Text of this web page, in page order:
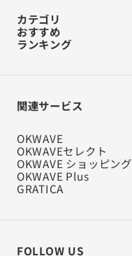
カテゴリ
おすすめ
ランキング
関連サービス
OKWAVE
OKWAVEセレクト
OKWAVE ショッピング
OKWAVE Plus
GRATICA
FOLLOW US